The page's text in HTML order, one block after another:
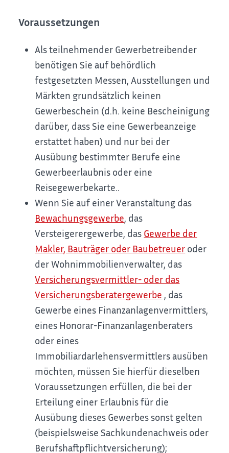
Voraussetzungen
Als teilnehmender Gewerbetreibender
benötigen Sie auf behördlich
festgesetzten Messen, Ausstellungen und
Märkten grundsätzlich keinen
Gewerbeschein (d.h. keine Bescheinigung
darüber, dass Sie eine Gewerbeanzeige
erstattet haben) und nur bei der
Ausübung bestimmter Berufe eine
Gewerbeerlaubnis oder eine
Reisegewerbekarte..
Wenn Sie auf einer Veranstaltung das
Bewachungsgewerbe, das
Versteigerergewerbe, das Gewerbe der
Makler, Bauträger oder Baubetreuer oder
der Wohnimmobilienverwalter, das
Versicherungsvermittler- oder das
Versicherungsberatergewerbe , das
Gewerbe eines Finanzanlagenvermittlers,
eines Honorar-Finanzanlagenberaters
oder eines
Immobiliardarlehensvermittlers ausüben
möchten, müssen Sie hierfür dieselben
Voraussetzungen erfüllen, die bei der
Erteilung einer Erlaubnis für die
Ausübung dieses Gewerbes sonst gelten
(beispielsweise Sachkundenachweis oder
Berufshaftpflichtversicherung);